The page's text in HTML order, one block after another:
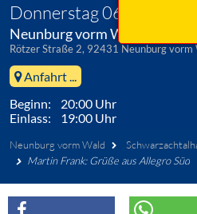
Donnerstag 06. Mai 2027
Neunburg vorm Wald,
Rötzer Straße 2, 92431 Neunburg vorm
Anfahrt ...
Beginn: 20:00 Uhr
Einlass: 19:00 Uhr
Neunburg vorm Wald
Martin Frank: Grüße aus Allegro Süd